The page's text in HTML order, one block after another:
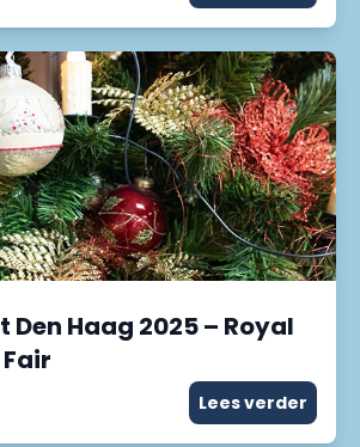
Haag 2025 – Royal
Lees verder